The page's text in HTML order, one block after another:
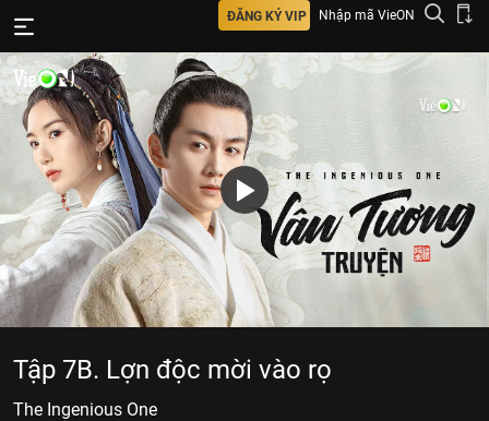
ĐĂNG KÝ VIP Nhập mã VieON
Tập 7B. Lợn độc mời vào rọ
The Ingenious One